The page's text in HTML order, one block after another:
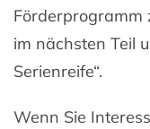
Förderprogramm
im nächsten Teil
Serienreife“.
Wenn Sie